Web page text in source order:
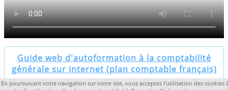
Guide web d'autoformation à la comptabilité
générale sur internet (plan comptable français)
En poursuivant votre navigation sur notre site, vous acceptez l'utilisation des cookies